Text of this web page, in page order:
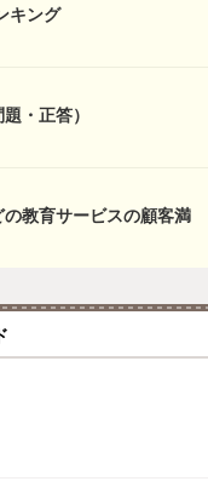
キング
・正答）
の教育サービスの顧客満